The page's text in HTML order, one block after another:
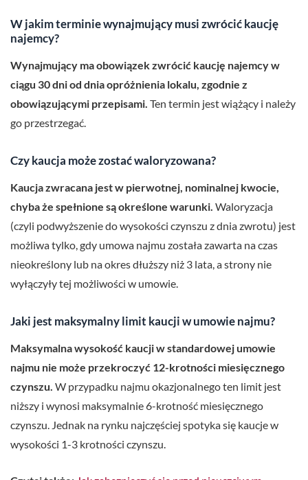
W jakim terminie wynajmujący musi zwrócić kaucję
najemcy?
Wynajmujący ma obowiązek zwrócić kaucję najemcy w
ciągu 30 dni od dnia opróżnienia lokalu, zgodnie z
obowiązującymi przepisami. Ten termin jest wiążący i należy
go przestrzegać.
Czy kaucja może zostać waloryzowana?
Kaucja zwracana jest w pierwotnej, nominalnej kwocie,
chyba że spełnione są określone warunki. Waloryzacja
(czyli podwyższenie do wysokości czynszu z dnia zwrotu) jest
możliwa tylko, gdy umowa najmu została zawarta na czas
nieokreślony lub na okres dłuższy niż 3 lata, a strony nie
wyłączyły tej możliwości w umowie.
Jaki jest maksymalny limit kaucji w umowie najmu?
Maksymalna wysokość kaucji w standardowej umowie
najmu nie może przekroczyć 12-krotności miesięcznego
czynszu. W przypadku najmu okazjonalnego ten limit jest
niższy i wynosi maksymalnie 6-krotność miesięcznego
czynszu. Jednak na rynku najczęściej spotyka się kaucje w
wysokości 1-3 krotności czynszu.